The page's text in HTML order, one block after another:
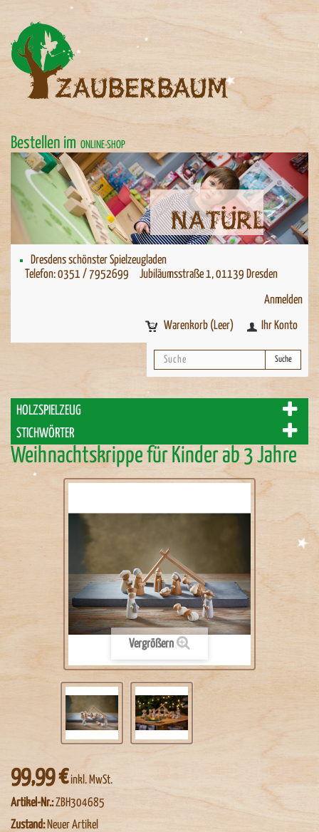
Bestellen im ONLINE-SHOP
Natürlich spielen
Natürlich spielen
Dresdens schönster Spielzeugladen
Telefon: 0351 / 7952699 Jubiläumsstraße 1, 01139 Dresden
Anmelden
Warenkorb (Leer) Ihr Konto
Suche
HOLZSPIELZEUG
STICHWÖRTER
Weihnachtskrippe für Kinder ab 3 Jahre
Vergrößern
99,99 €inkl. MwSt.
Artikel-Nr.:ZBH304685
Zustand: Neuer Artikel